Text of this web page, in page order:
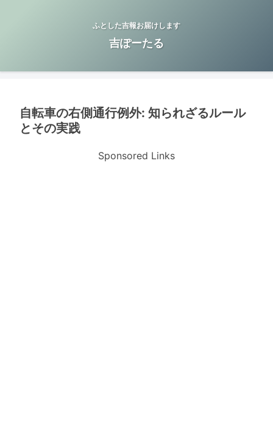
ふとした吉報お届けします
吉ぽーたる
自転車の右側通行例外: 知られざるルール
とその実践
Sponsored Links